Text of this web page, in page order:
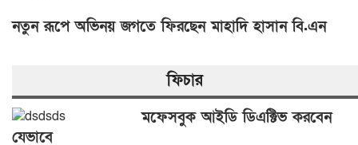
নতুন রূপে অভিনয় জগতে ফিরছেন মাহাদি হাসান বি.এন
ফিচার
মফেসবুক আইডি ডিএক্টিভ করবেন
যেভাবে